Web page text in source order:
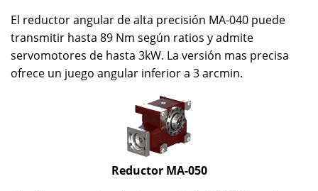
El reductor angular de alta precisión MA-040 puede
transmitir hasta 89 Nm según ratios y admite
servomotores de hasta 3kW. La versión mas precisa
ofrece un juego angular inferior a 3 arcmin.
Reductor MA-050